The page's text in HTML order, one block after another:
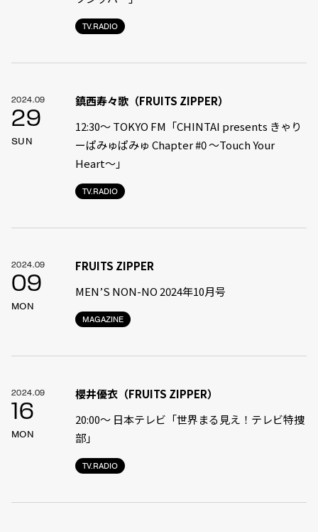
TV.RADIO
2024.09
29
SUN
TV.RADIO
鎮西寿々歌（FRUITS ZIPPER）
12:30〜 TOKYO FM「CHINTAI presents きゃり
ーぱみゅぱみゅ Chapter #0 〜Touch Your
Heart〜」
2024.09
09
MON
MAGAZINE
FRUITS ZIPPER
MEN’S NON-NO 2024年10月号
2024.09
16
MON
TV.RADIO
櫻井優衣（FRUITS ZIPPER）
20:00〜 日本テレビ「世界まる見え！テレビ特捜
部」